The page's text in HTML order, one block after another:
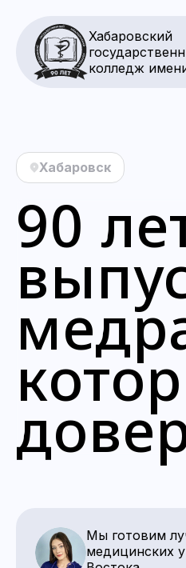
Хабаровский
колледж
Хабаровск
90
Мы готовим
медицинских